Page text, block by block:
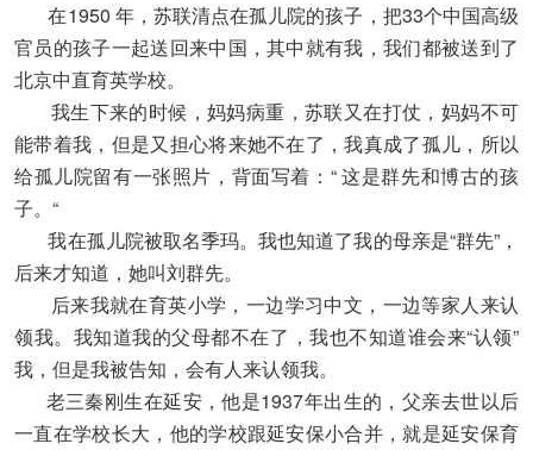
在1950 年，苏联清点在孤儿院的孩子，把33个中国高级
官员的孩子一起送回来中国，其中就有我，我们都被送到了
北京中直育英学校。
我生下来的时候，妈妈病重，苏联又在打仗，妈妈不可
能带着我，但是又担心将来她不在了，我真成了孤儿，所以
给孤儿院留有一张照片，背面写着：“ 这是群先和博古的孩
子。“
我在孤儿院被取名季玛。我也知道了我的母亲是“群先”，
后来才知道，她叫刘群先。
后来我就在育英小学，一边学习中文，一边等家人来认
领我。我知道我的父母都不在了，我也不知道谁会来“认领”
我，但是我被告知，会有人来认领我。
老三秦刚生在延安，他是1937年出生的，父亲去世以后
一直在学校长大，他的学校跟延安保小合并，就是延安保育